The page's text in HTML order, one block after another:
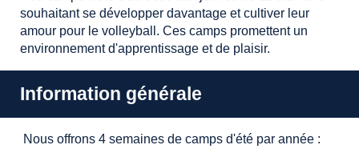
souhaitant se développer davantage et cultiver leur
amour pour le volleyball.Ces camps promettent un
environnement d'apprentissage et de plaisir.
Information générale
Nous offrons 4 semaines de camps d'été par année :